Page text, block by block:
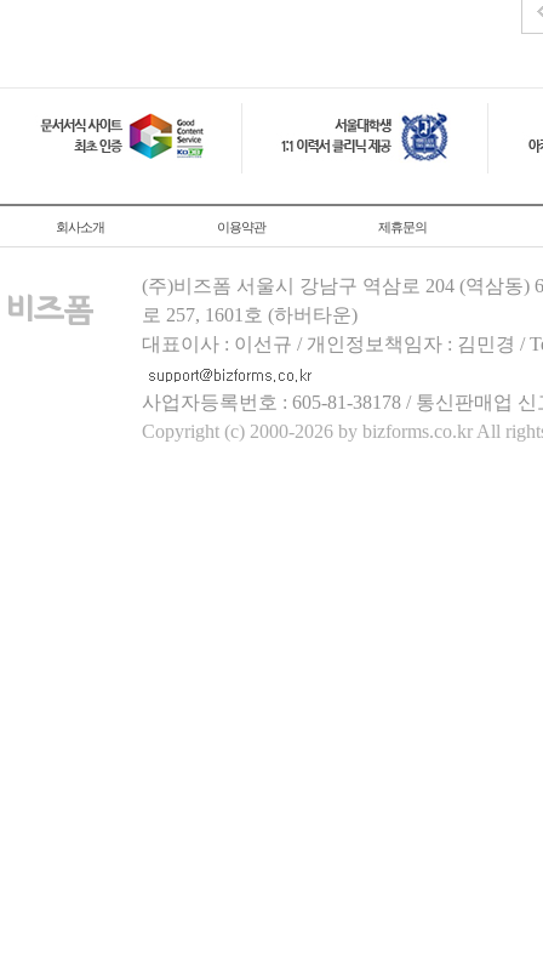
회사소개 이용약관 제휴문의
(주)비즈폼 서울시 강남구 역삼로 204 (역삼동)
로 257, 1601호 (하버타운)
대표이사 : 이선규 / 개인정보책임자 : 김민경 /
사업자등록번호 : 605-81-38178 / 통신판매업
Copyright (c) 2000-2026 by bizforms.co.kr All